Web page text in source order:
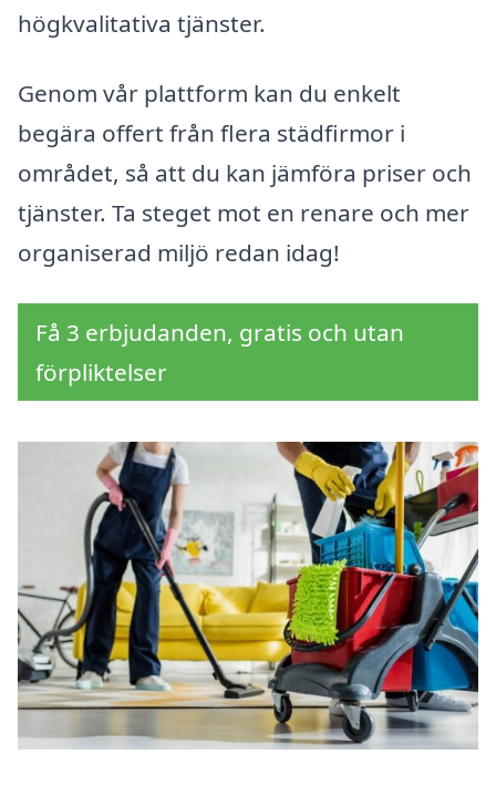
högkvalitativa tjänster.
Genom vår plattform kan du enkelt
begära offert från flera städfirmor i
området, så att du kan jämföra priser och
tjänster. Ta steget mot en renare och mer
organiserad miljö redan idag!
Få 3 erbjudanden, gratis och utan
förpliktelser